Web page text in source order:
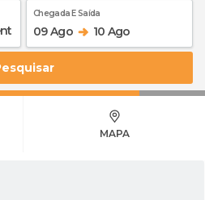
Chegada E Saída
09 Ago 10 Ago
Pesquisar
MAPA